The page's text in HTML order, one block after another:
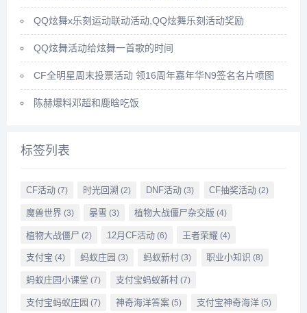
QQ炫舞x乐刻运动联动活动,QQ炫舞乐刻活动奖励
QQ炫舞活动给炫舞一首歌的时间
CF全明星周末投票活动 领16周年嘉年华N9签名名片喷图
陈赫爆料邓超和鹿晗吃饭
标签列表
CF活动(7) 时光回溯 (2) DNF活动 (3) CF抽奖活动 (2)
魔兽世界(3) 暴雪 (3) 植物大战僵尸杂交版 (4)
植物大战僵尸 (2) 12月CF活动(6) 王者荣耀 (4)
支付宝 (4) 蚂蚁庄园 (3) 蚂蚁新村 (3) 职业小知识 (8)
蚂蚁庄园小课堂 (7) 支付宝蚂蚁新村(7)
支付宝蚂蚁庄园 (7) 神奇海洋答案(5) 支付宝神奇海洋 (5)